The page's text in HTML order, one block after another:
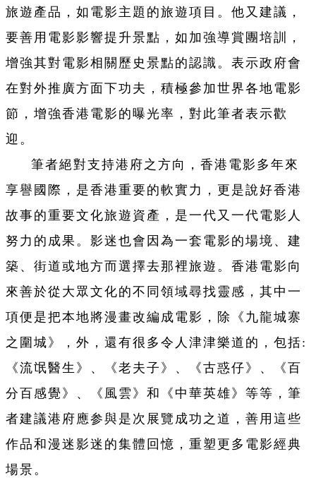
旅遊產品，如電影主題的旅遊項目。他又建議，
要善用電影影響提升景點，如加強導賞團培訓，
增強其對電影相關歷史景點的認識。表示政府會
在對外推廣方面下功夫，積極參加世界各地電影
節，增強香港電影的曝光率，對此筆者表示歡
迎。
筆者絕對支持港府之方向，香港電影多年來
享譽國際，是香港重要的軟實力，更是說好香港
故事的重要文化旅遊資產，是一代又一代電影人
努力的成果。影迷也會因為一套電影的場境、建
築、街道或地方而選擇去那裡旅遊。香港電影向
來善於從大眾文化的不同領域尋找靈感，其中一
項便是把本地將漫畫改編成電影，除《九龍城寨
之圍城》，外，還有很多令人津津樂道的，包括:
《流氓醫生》、《老夫子》、《古惑仔》、《百
分百感覺》、《風雲》和《中華英雄》等等，筆
者建議港府應参與是次展覽成功之道，善用這些
作品和漫迷影迷的集體回憶，重塑更多電影經典
場景。